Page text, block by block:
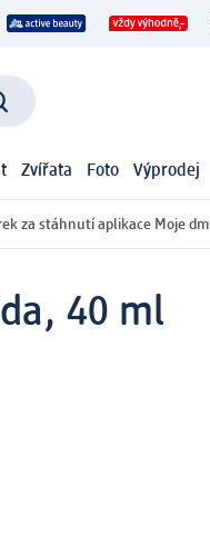
Zvířata Foto Výprodej
za stáhnutí aplikace Moje dm
40 ml